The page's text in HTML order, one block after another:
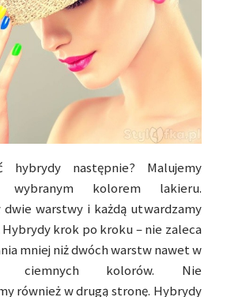
hybrydy następnie? Malujemy
wybranym kolorem lakieru.
dwie warstwy i każdą utwardzamy
krok po kroku – nie zaleca
mniej niż dwóch warstw nawet w
ciemnych kolorów. Nie
również w drugą stronę. Hybrydy